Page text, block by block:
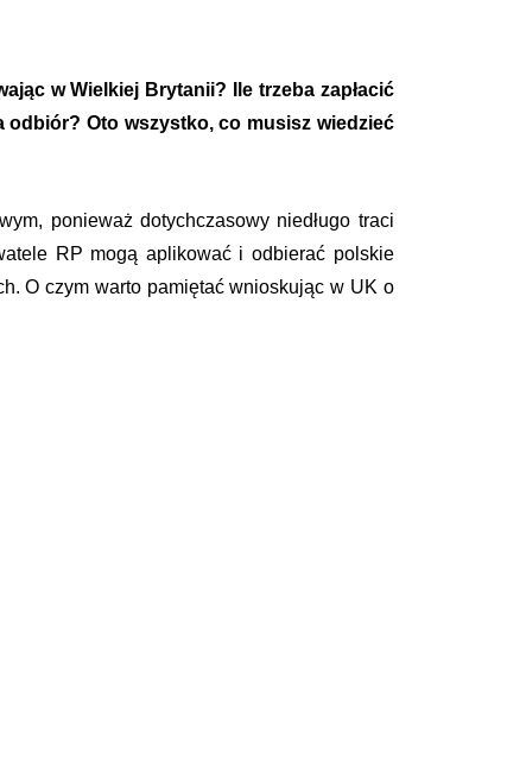
w Wielkiej Brytanii? Ile trzeba zapłacić
odbiór? Oto wszystko, co musisz wiedzieć
ponieważ dotychczasowy niedługo traci
RP mogą aplikować i odbierać polskie
O czym warto pamiętać wnioskując w UK o